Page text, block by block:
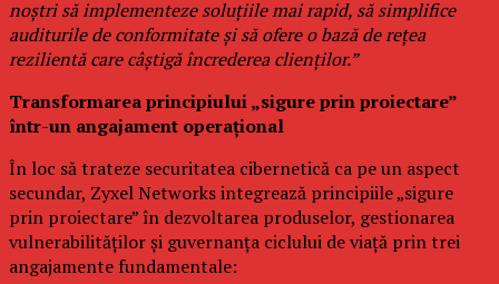
noștri să implementeze soluțiile mai rapid, să simplifice
auditurile de conformitate și să ofere o bază de rețea
rezilientă care câștigă încrederea clienților.”
Transformarea principiului „sigure prin proiectare”
într-un angajament operațional
În loc să trateze securitatea cibernetică ca pe un aspect
secundar, Zyxel Networks integrează principiile „sigure
prin proiectare” în dezvoltarea produselor, gestionarea
vulnerabilităților și guvernanța ciclului de viață prin trei
angajamente fundamentale: